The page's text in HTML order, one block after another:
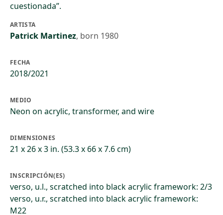
cuestionada”.
ARTISTA
Patrick Martinez, born 1980
FECHA
2018/2021
MEDIO
Neon on acrylic, transformer, and wire
DIMENSIONES
21 x 26 x 3 in. (53.3 x 66 x 7.6 cm)
INSCRIPCIÓN(ES)
verso, u.l., scratched into black acrylic framework: 2/3
verso, u.r., scratched into black acrylic framework:
M22